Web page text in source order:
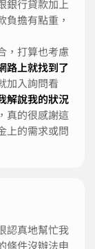
銀行貸款加上
負擔有點重，
，打算也考慮
路上就找到了
加入詢問看
解說我的狀況
，真的很感謝這
上的需求或問
認真地幫忙我
條件沒辦法申